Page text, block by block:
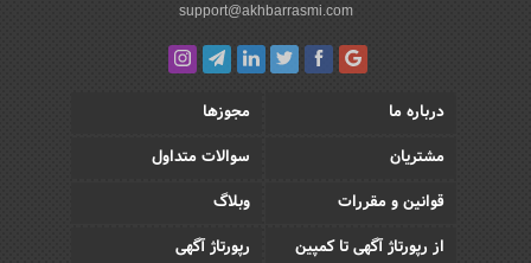
support@akhbarrasmi.com
درباره ما
مجوزها
مشتریان
سوالات متداول
قوانین و مقررات
وبلاگ
از رپورتاژ آگهی تا کمپین
رپورتاژ آگهی